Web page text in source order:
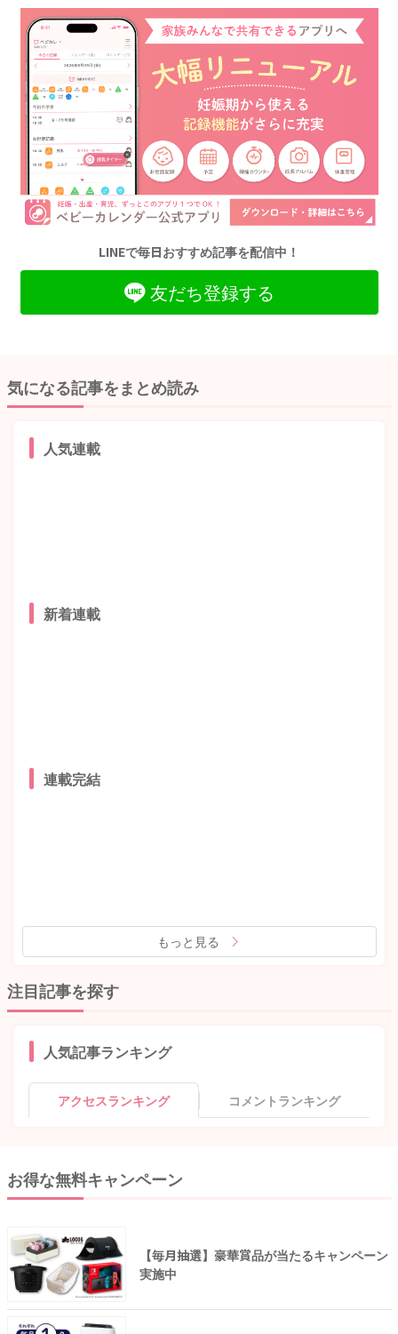
LINEで毎日おすすめ記事を配信中！
友だち登録する
気になる記事をまとめ読み
人気連載
新着連載
連載完結
もっと見る
注目記事を探す
人気記事ランキング
アクセスランキング コメントランキング
お得な無料キャンペーン
【毎月抽選】豪華賞品が当たるキャンペーン
実施中